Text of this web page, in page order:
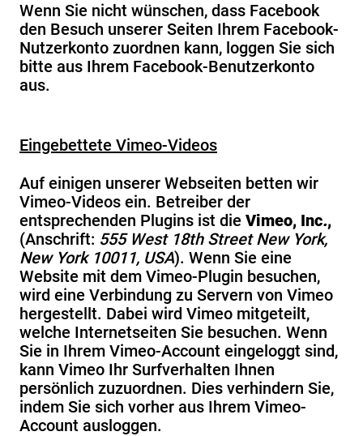
Wenn Sie nicht wünschen, dass Facebook
den Besuch unserer Seiten Ihrem Facebook-
Nutzerkonto zuordnen kann, loggen Sie sich
bitte aus Ihrem Facebook-Benutzerkonto
aus.
Eingebettete Vimeo-Videos
Auf einigen unserer Webseiten betten wir
Vimeo-Videos ein. Betreiber der
entsprechenden Plugins ist die Vimeo, Inc.,
(Anschrift: 555 West 18th Street New York,
New York 10011, USA). Wenn Sie eine
Website mit dem Vimeo-Plugin besuchen,
wird eine Verbindung zu Servern von Vimeo
hergestellt. Dabei wird Vimeo mitgeteilt,
welche Internetseiten Sie besuchen. Wenn
Sie in Ihrem Vimeo-Account eingeloggt sind,
kann Vimeo Ihr Surfverhalten Ihnen
persönlich zuzuordnen. Dies verhindern Sie,
indem Sie sich vorher aus Ihrem Vimeo-
Account ausloggen.